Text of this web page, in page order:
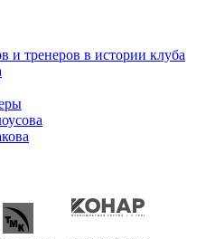
и тренеров в истории клуба